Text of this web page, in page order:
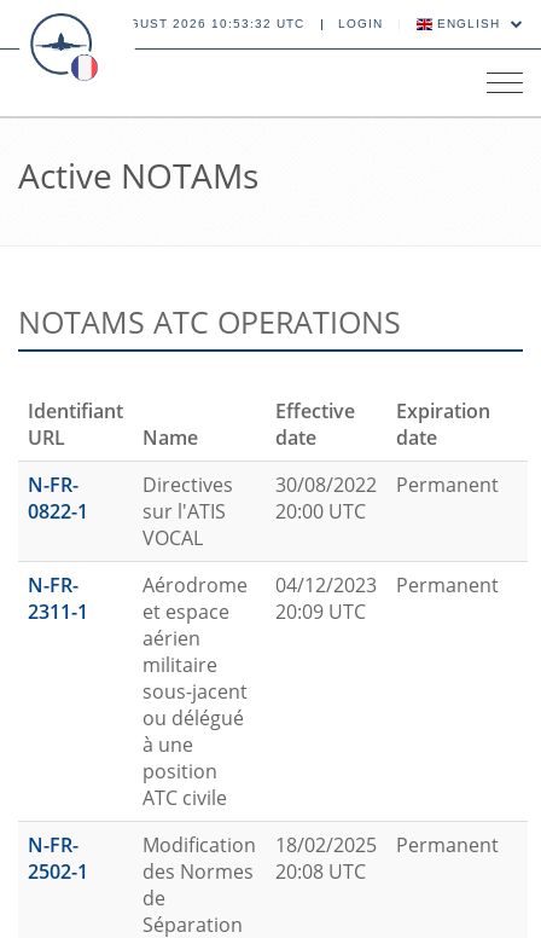
07 AUGUST 2026 10:53:32 UTC LOGIN ENGLISH
Active NOTAMs
NOTAMS ATC OPERATIONS
Identifiant
URL
Name
Effective
date
Expiration
date
N-FR-
0822-1
Directives
sur l'ATIS
VOCAL
30/08/2022
20:00 UTC
Permanent
N-FR-
2311-1
Aérodrome
et espace
aérien
militaire
sous-jacent
ou délégué
à une
position
ATC civile
04/12/2023
20:09 UTC
Permanent
N-FR-
2502-1
Modification
des Normes
de
Séparation
18/02/2025
20:08 UTC
Permanent